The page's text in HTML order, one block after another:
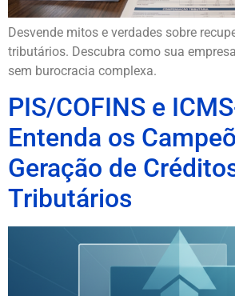
Desvende mitos e verdades sobre
tributários. Descubra como sua
sem burocracia complexa.
PIS/COFINS e
Entenda os
Geração de
Tributários